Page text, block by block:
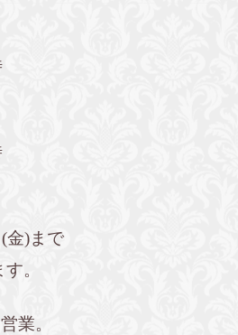
金)まで
。
業。